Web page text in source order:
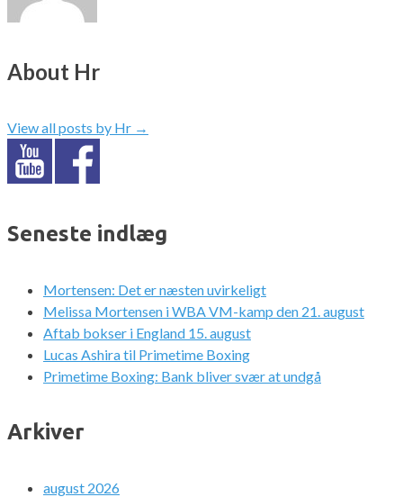
About Hr
View all posts by Hr →
Seneste indlæg
Mortensen: Det er næsten uvirkeligt
Melissa Mortensen i WBA VM-kamp den 21. august
Aftab bokser i England 15. august
Lucas Ashira til Primetime Boxing
Primetime Boxing: Bank bliver svær at undgå
Arkiver
august 2026